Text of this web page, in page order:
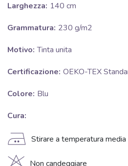
Larghezza: 140 cm
Grammatura: 230 g/m2
Motivo: Tinta unita
Certificazione: OEKO-TEX
Colore: Blu
Cura:
E Stirare a temperatura media
Non candeggiare